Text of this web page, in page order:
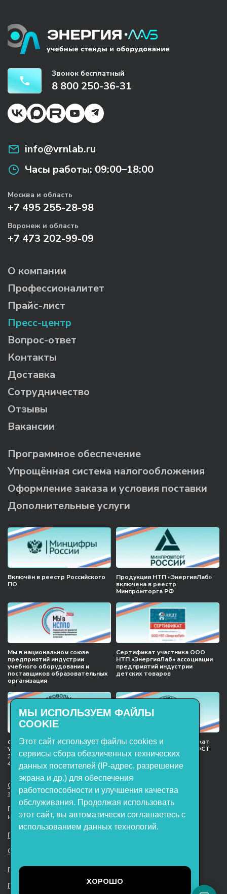
Звонок бесплатный
8 800 250-36-31
info@vrnlab.ru
Часы работы: 09:00–18:00
Москва и область
+7 495 255-28-98
Воронеж и область
+7 473 202-99-09
О компании
Профессионалитет
Прайс-лист
Пресс-центр
Вопрос-ответ
Контакты
Доставка
Сотрудничество
Отзывы
Вакансии
Программное обеспечение
Упрощённая система налогообложения
Оформление заказа и условия поставки
Дополнительные услуги
Включён в реестр Российского
ПО
Продукция НТП «ЭнергияЛаб»
включена в реестр
Минпромторга РФ
Мы в национальном союзе
предприятий индустрии
учебного оборудования и
поставщиков образовательных
организация
Сертификат участника ООО
НТП «ЭнергияЛаб» ассоциации
предприятий индустрии
детских товаров
Сертификат соответствия
Учебное оборудование, марки
ЭнергияЛаб ТУ 32.99.53–001–
47627947–2021 Серийный выпуск
Международный сертификат
менеджмента качества ГОСТ
ISO 9001:2015
ООО НТП «ЭнергияЛаб». Все права
защищены.
Представленная на сайте информация
не является публичной офертой
Пользовательское соглашение
Согласие на обработку персональных данных
Политика обработки файлов cookie
Политика конфиденциальности
МЫ ИСПОЛЬЗУЕМ ФАЙЛЫ
COOKIE
Этот сайт использует файлы cookies и
сервисы сбора обезличенных технических
данных посетителей (IP-адрес, разрешение
экрана и др.) для обеспечения
работоспособности и улучшения качества
обслуживания. Продолжая использовать
этот сайт, вы автоматически соглашаетесь с
использованием данных технологий.
ХОРОШО